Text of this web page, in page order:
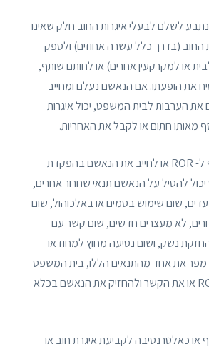
לשלם לבעלי איגרות החוב חלק שאינו
החוב (בדרך כלל עשרה אחוזים) ולספק
או למקרקעין אחרים) או לחותם שותף,
את הופעתו. אם הנאשם נעלם ומחייב
הערבות לבית המשפט, יכול איגרות
מאותו חתום או לקבל את האחריות.
תנאים אחרים. בנוסף ל- ROR או לחייב את הנאשם בהפקדת
להטיל על הנאשם תנאי שחרור אחרים,
שום שימוש בסמים או באלכוהול, שום
לא מעצרים חדשים, שום קשר עם
החזקת נשק, ושום נסיעה מחוץ למחוז או
את אחד מהתנאים הללו, בית המשפט
יכול לבטל את ה- ROR או את הקשר ולהחזיק את הנאשם בכלא
או כאלטרנטיבה לקביעת איגרת חוב או